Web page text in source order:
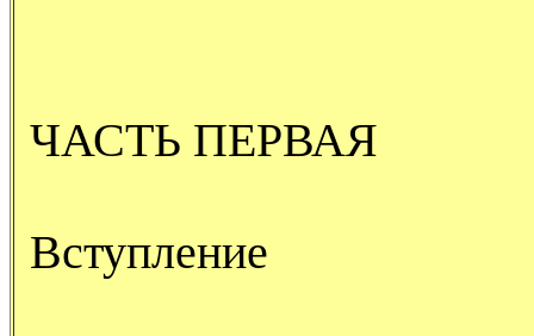
ЧАСТЬ ПЕРВАЯ
Вступление